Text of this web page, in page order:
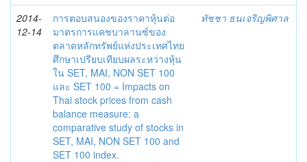
2014-
12-14
การตอบสนองของราคาหุ้นต่อ
มาตรการแคชบาลานซ์ของ
ตลาดหลักทรัพย์แห่งประเทศไทย
ศึกษาเปรียบเทียบผลระหว่างหุ้น
ใน SET, MAI, NON SET 100
และ SET 100 = Impacts on
Thai stock prices from cash
balance measure: a
comparative study of stocks in
SET, MAI, NON SET 100 and
SET 100 index.
ทัชชา ธนเจริญพิศาล